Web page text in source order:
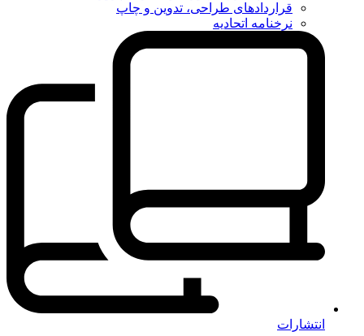
قراردادهای طراحی، تدوین و چاپ
نرخنامه اتحادیه
انتشارات